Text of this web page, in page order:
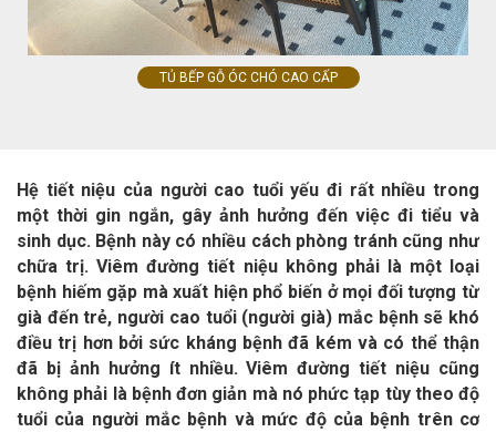
TỦ BẾP GỖ ÓC CHÓ CAO CẤP
Hệ tiết niệu của người cao tuổi yếu đi rất nhiều trong
một thời gin ngắn, gây ảnh hưởng đến việc đi tiểu và
sinh dục. Bệnh này có nhiều cách phòng tránh cũng như
chữa trị. Viêm đường tiết niệu không phải là một loại
bệnh hiếm gặp mà xuất hiện phổ biến ở mọi đối tượng từ
già đến trẻ, người cao tuổi (người già) mắc bệnh sẽ khó
điều trị hơn bởi sức kháng bệnh đã kém và có thể thận
đã bị ảnh hưởng ít nhiều. Viêm đường tiết niệu cũng
không phải là bệnh đơn giản mà nó phức tạp tùy theo độ
tuổi của người mắc bệnh và mức độ của bệnh trên cơ